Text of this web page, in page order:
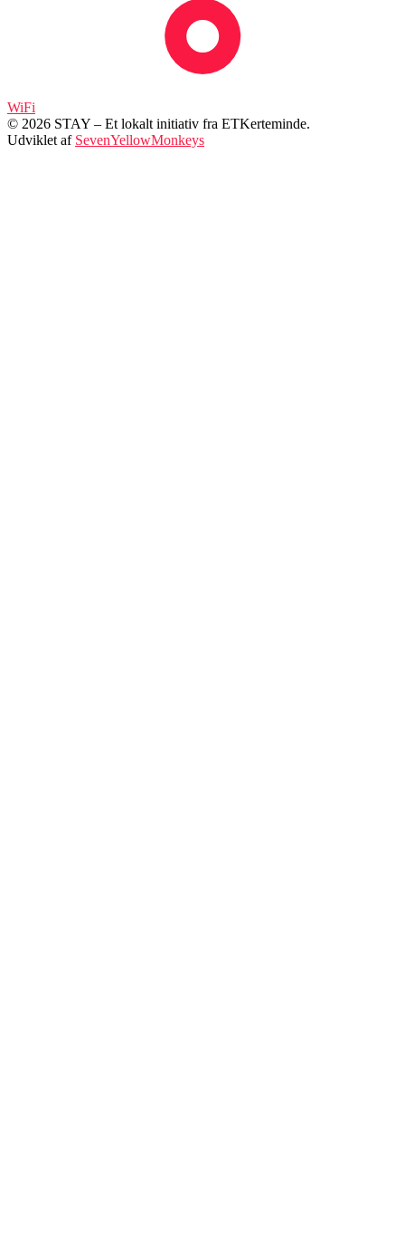
WiFi
© 2026 STAY – Et lokalt initiativ fra ETKerteminde.
Udviklet af SevenYellowMonkeys